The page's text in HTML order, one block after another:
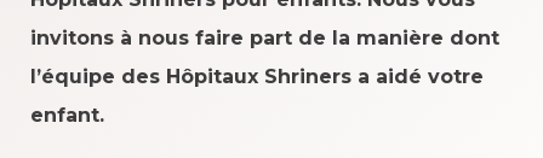
invitons à nous faire part de la manière dont
l’équipe des Hôpitaux Shriners a aidé votre
enfant.